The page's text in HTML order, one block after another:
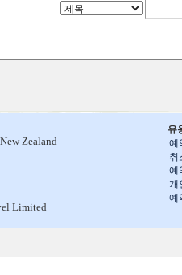
유
예
취
예
개
예
Zealand
Limited